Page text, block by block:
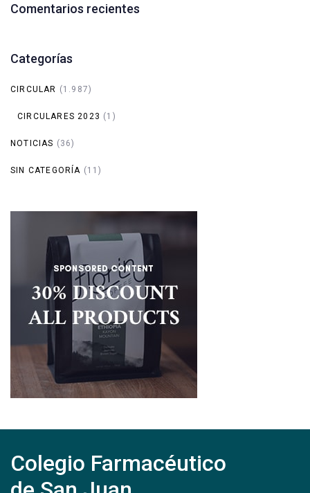
Comentarios recientes
Categorías
CIRCULAR (1.987)
CIRCULARES 2023 (1)
NOTICIAS (36)
SIN CATEGORÍA (11)
Colegio Farmacéutico